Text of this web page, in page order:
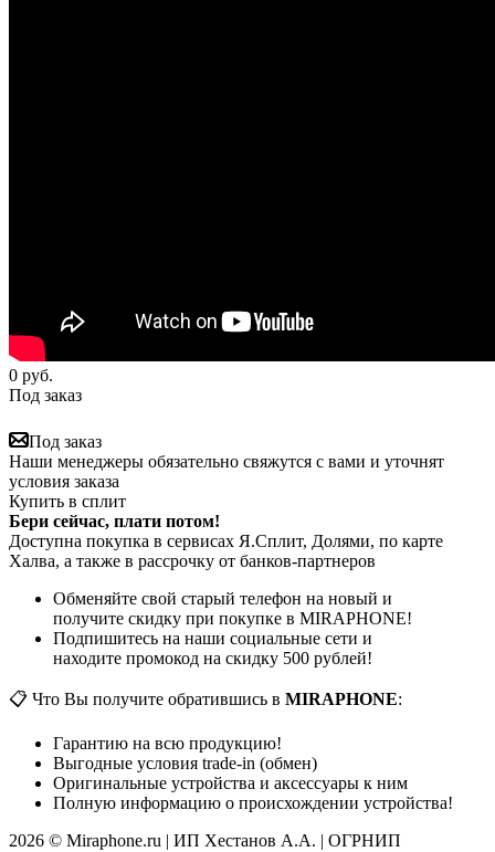
0 руб.
Под заказ
Под заказ
Наши менеджеры обязательно свяжутся с вами и уточнят
условия заказа
Купить в сплит
Бери сейчас, плати потом!
Доступна покупка в сервисах Я.Сплит, Долями, по карте
Халва, а также в рассрочку от банков-партнеров
Обменяйте свой старый телефон на новый и
получите скидку при покупке в MIRAPHONE!
Подпишитесь на наши социальные сети и
находите промокод на скидку 500 рублей!
📋 Что Вы получите обратившись в MIRAPHONE:
Гарантию на всю продукцию!
Выгодные условия trade-in (обмен)
Оригинальные устройства и аксессуары к ним
Полную информацию о происхождении устройства!
2026 © Miraphone.ru | ИП Хестанов А.А. | ОГРНИП